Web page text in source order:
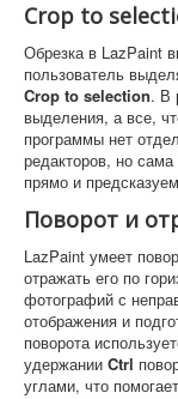
Crop to
Обрезка в LazPaint
пользователь
Crop to selection. В
выделения, а все,
программы нет
редакторов, но
прямо и
Поворот и
LazPaint умеет
отражать его по
фотографий с
отображения и
поворота
удержании Ctrl
углами, что